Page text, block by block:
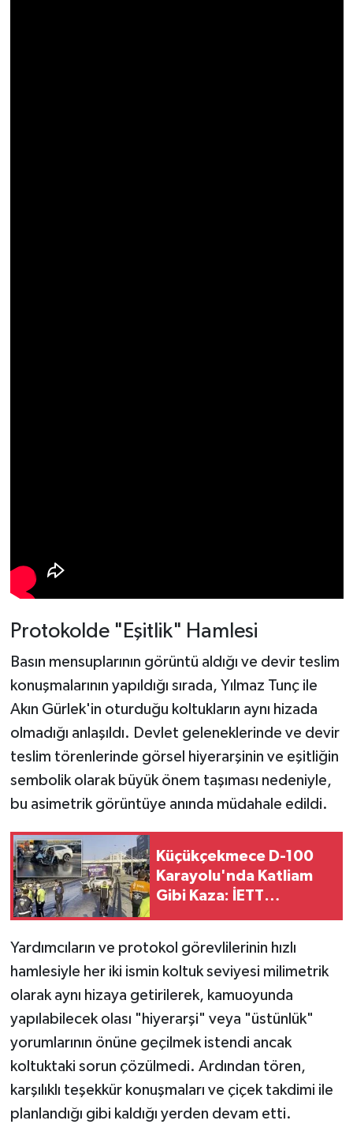
Protokolde "Eşitlik" Hamlesi
Basın mensuplarının görüntü aldığı ve devir teslim
konuşmalarının yapıldığı sırada, Yılmaz Tunç ile
Akın Gürlek'in oturduğu koltukların aynı hizada
olmadığı anlaşıldı. Devlet geleneklerinde ve devir
teslim törenlerinde görsel hiyerarşinin ve eşitliğin
sembolik olarak büyük önem taşıması nedeniyle,
bu asimetrik görüntüye anında müdahale edildi.
Küçükçekmece D-100
Karayolu'nda Katliam
Gibi Kaza: İETT
Hayatını Kaybetti
Yardımcıların ve protokol görevlilerinin hızlı
hamlesiyle her iki ismin koltuk seviyesi milimetrik
olarak aynı hizaya getirilerek, kamuoyunda
yapılabilecek olası "hiyerarşi" veya "üstünlük"
yorumlarının önüne geçilmek istendi ancak
koltuktaki sorun çözülmedi. Ardından tören,
karşılıklı teşekkür konuşmaları ve çiçek takdimi ile
planlandığı gibi kaldığı yerden devam etti.